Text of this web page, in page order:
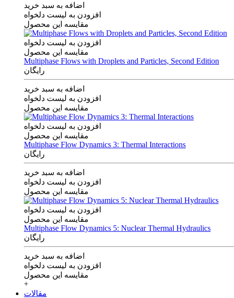
اضافه به سبد خرید
افزودن به لیست دلخواه
مقایسه این محصول
افزودن به لیست دلخواه
مقایسه این محصول
Multiphase Flows with Droplets and Particles, Second Edition
رایگان
اضافه به سبد خرید
افزودن به لیست دلخواه
مقایسه این محصول
افزودن به لیست دلخواه
مقایسه این محصول
Multiphase Flow Dynamics 3: Thermal Interactions
رایگان
اضافه به سبد خرید
افزودن به لیست دلخواه
مقایسه این محصول
افزودن به لیست دلخواه
مقایسه این محصول
Multiphase Flow Dynamics 5: Nuclear Thermal Hydraulics
رایگان
اضافه به سبد خرید
افزودن به لیست دلخواه
مقایسه این محصول
+
مقالات